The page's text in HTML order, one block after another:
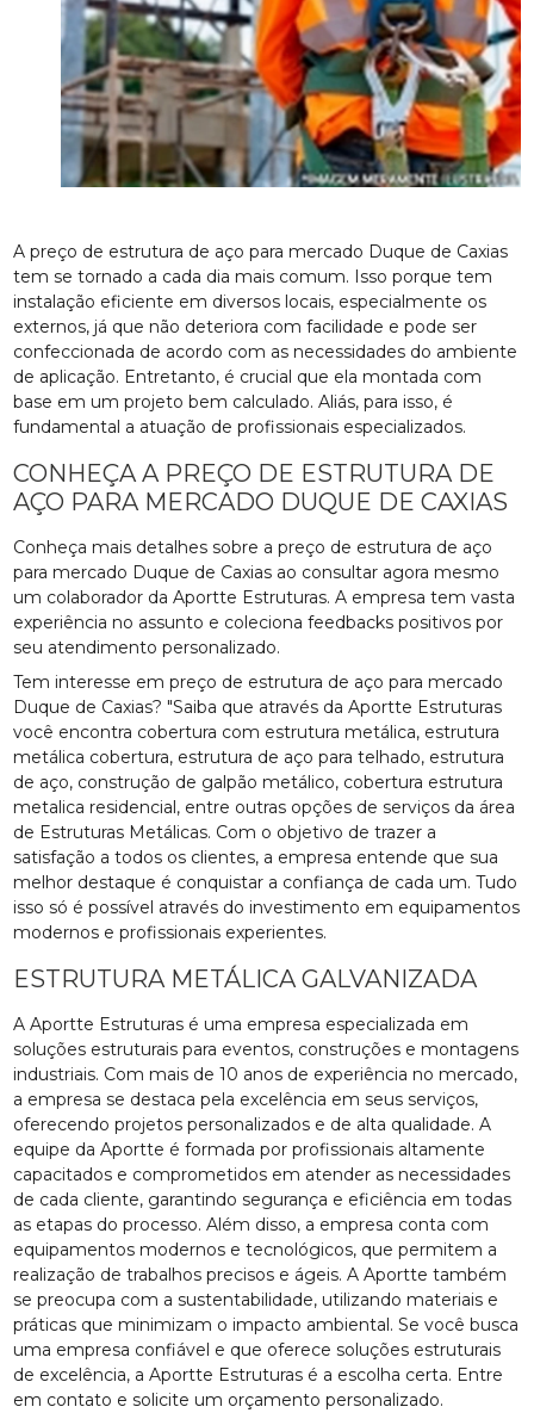
A preço de estrutura de aço para mercado Duque de Caxias
tem se tornado a cada dia mais comum. Isso porque tem
instalação eficiente em diversos locais, especialmente os
externos, já que não deteriora com facilidade e pode ser
confeccionada de acordo com as necessidades do ambiente
de aplicação. Entretanto, é crucial que ela montada com
base em um projeto bem calculado. Aliás, para isso, é
fundamental a atuação de profissionais especializados.
CONHEÇA A PREÇO DE ESTRUTURA DE
AÇO PARA MERCADO DUQUE DE CAXIAS
Conheça mais detalhes sobre a preço de estrutura de aço
para mercado Duque de Caxias ao consultar agora mesmo
um colaborador da Aportte Estruturas. A empresa tem vasta
experiência no assunto e coleciona feedbacks positivos por
seu atendimento personalizado.
Tem interesse em preço de estrutura de aço para mercado
Duque de Caxias? "Saiba que através da Aportte Estruturas
você encontra cobertura com estrutura metálica, estrutura
metálica cobertura, estrutura de aço para telhado, estrutura
de aço, construção de galpão metálico, cobertura estrutura
metalica residencial, entre outras opções de serviços da área
de Estruturas Metálicas. Com o objetivo de trazer a
satisfação a todos os clientes, a empresa entende que sua
melhor destaque é conquistar a confiança de cada um. Tudo
isso só é possível através do investimento em equipamentos
modernos e profissionais experientes.
ESTRUTURA METÁLICA GALVANIZADA
A Aportte Estruturas é uma empresa especializada em
soluções estruturais para eventos, construções e montagens
industriais. Com mais de 10 anos de experiência no mercado,
a empresa se destaca pela excelência em seus serviços,
oferecendo projetos personalizados e de alta qualidade. A
equipe da Aportte é formada por profissionais altamente
capacitados e comprometidos em atender as necessidades
de cada cliente, garantindo segurança e eficiência em todas
as etapas do processo. Além disso, a empresa conta com
equipamentos modernos e tecnológicos, que permitem a
realização de trabalhos precisos e ágeis. A Aportte também
se preocupa com a sustentabilidade, utilizando materiais e
práticas que minimizam o impacto ambiental. Se você busca
uma empresa confiável e que oferece soluções estruturais
de excelência, a Aportte Estruturas é a escolha certa. Entre
em contato e solicite um orçamento personalizado.